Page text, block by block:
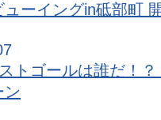
ューイングin砥部町
トゴールは誰だ！？
ン